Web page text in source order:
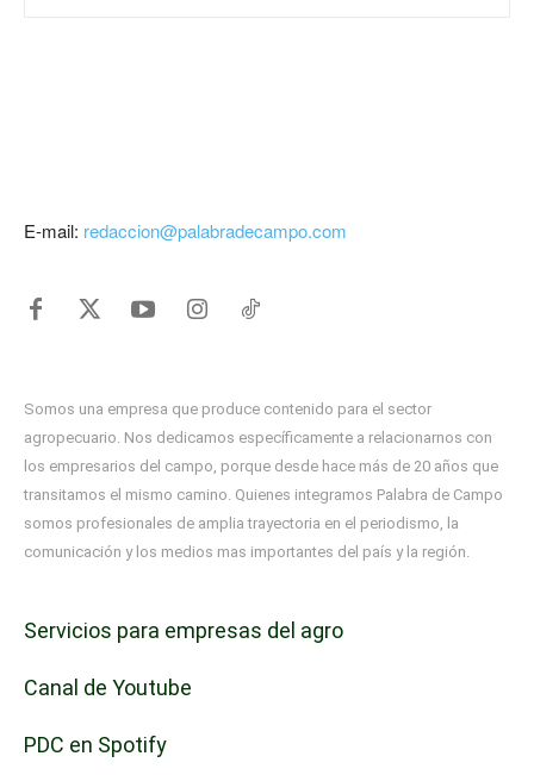
E-mail: redaccion@palabradecampo.com
Somos una empresa que produce contenido para el sector
agropecuario. Nos dedicamos específicamente a relacionarnos con
los empresarios del campo, porque desde hace más de 20 años que
transitamos el mismo camino. Quienes integramos Palabra de Campo
somos profesionales de amplia trayectoria en el periodismo, la
comunicación y los medios mas importantes del país y la región.
Servicios para empresas del agro
Canal de Youtube
PDC en Spotify